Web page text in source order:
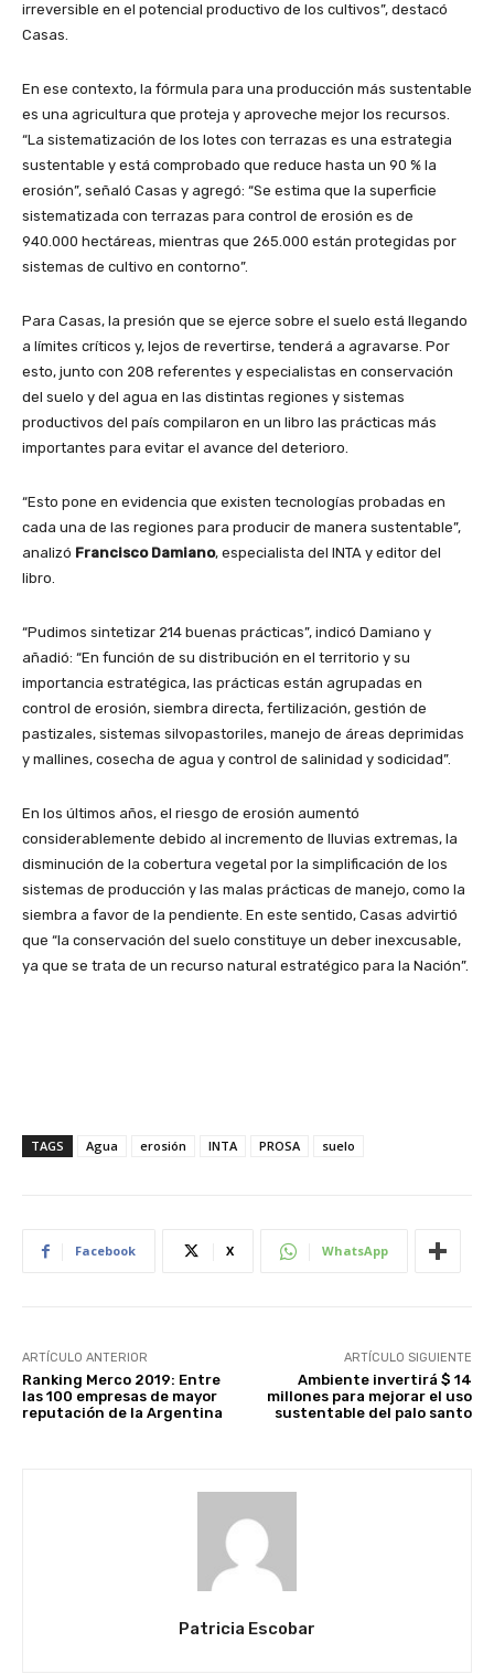
irreversible en el potencial productivo de los cultivos”, destacó
Casas.
En ese contexto, la fórmula para una producción más sustentable
es una agricultura que proteja y aproveche mejor los recursos.
“La sistematización de los lotes con terrazas es una estrategia
sustentable y está comprobado que reduce hasta un 90 % la
erosión”, señaló Casas y agregó: “Se estima que la superficie
sistematizada con terrazas para control de erosión es de
940.000 hectáreas, mientras que 265.000 están protegidas por
sistemas de cultivo en contorno”.
Para Casas, la presión que se ejerce sobre el suelo está llegando
a límites críticos y, lejos de revertirse, tenderá a agravarse. Por
esto, junto con 208 referentes y especialistas en conservación
del suelo y del agua en las distintas regiones y sistemas
productivos del país compilaron en un libro las prácticas más
importantes para evitar el avance del deterioro.
“Esto pone en evidencia que existen tecnologías probadas en
cada una de las regiones para producir de manera sustentable”,
analizó Francisco Damiano, especialista del INTA y editor del
libro.
“Pudimos sintetizar 214 buenas prácticas”, indicó Damiano y
añadió: “En función de su distribución en el territorio y su
importancia estratégica, las prácticas están agrupadas en
control de erosión, siembra directa, fertilización, gestión de
pastizales, sistemas silvopastoriles, manejo de áreas deprimidas
y mallines, cosecha de agua y control de salinidad y sodicidad”.
En los últimos años, el riesgo de erosión aumentó
considerablemente debido al incremento de lluvias extremas, la
disminución de la cobertura vegetal por la simplificación de los
sistemas de producción y las malas prácticas de manejo, como la
siembra a favor de la pendiente. En este sentido, Casas advirtió
que “la conservación del suelo constituye un deber inexcusable,
ya que se trata de un recurso natural estratégico para la Nación”.
TAGS Agua erosión INTA PROSA suelo
Facebook X WhatsApp
ARTÍCULO ANTERIOR
Ranking Merco 2019: Entre
las 100 empresas de mayor
reputación de la Argentina
ARTÍCULO SIGUIENTE
Ambiente invertirá $ 14
millones para mejorar el uso
sustentable del palo santo
Patricia Escobar